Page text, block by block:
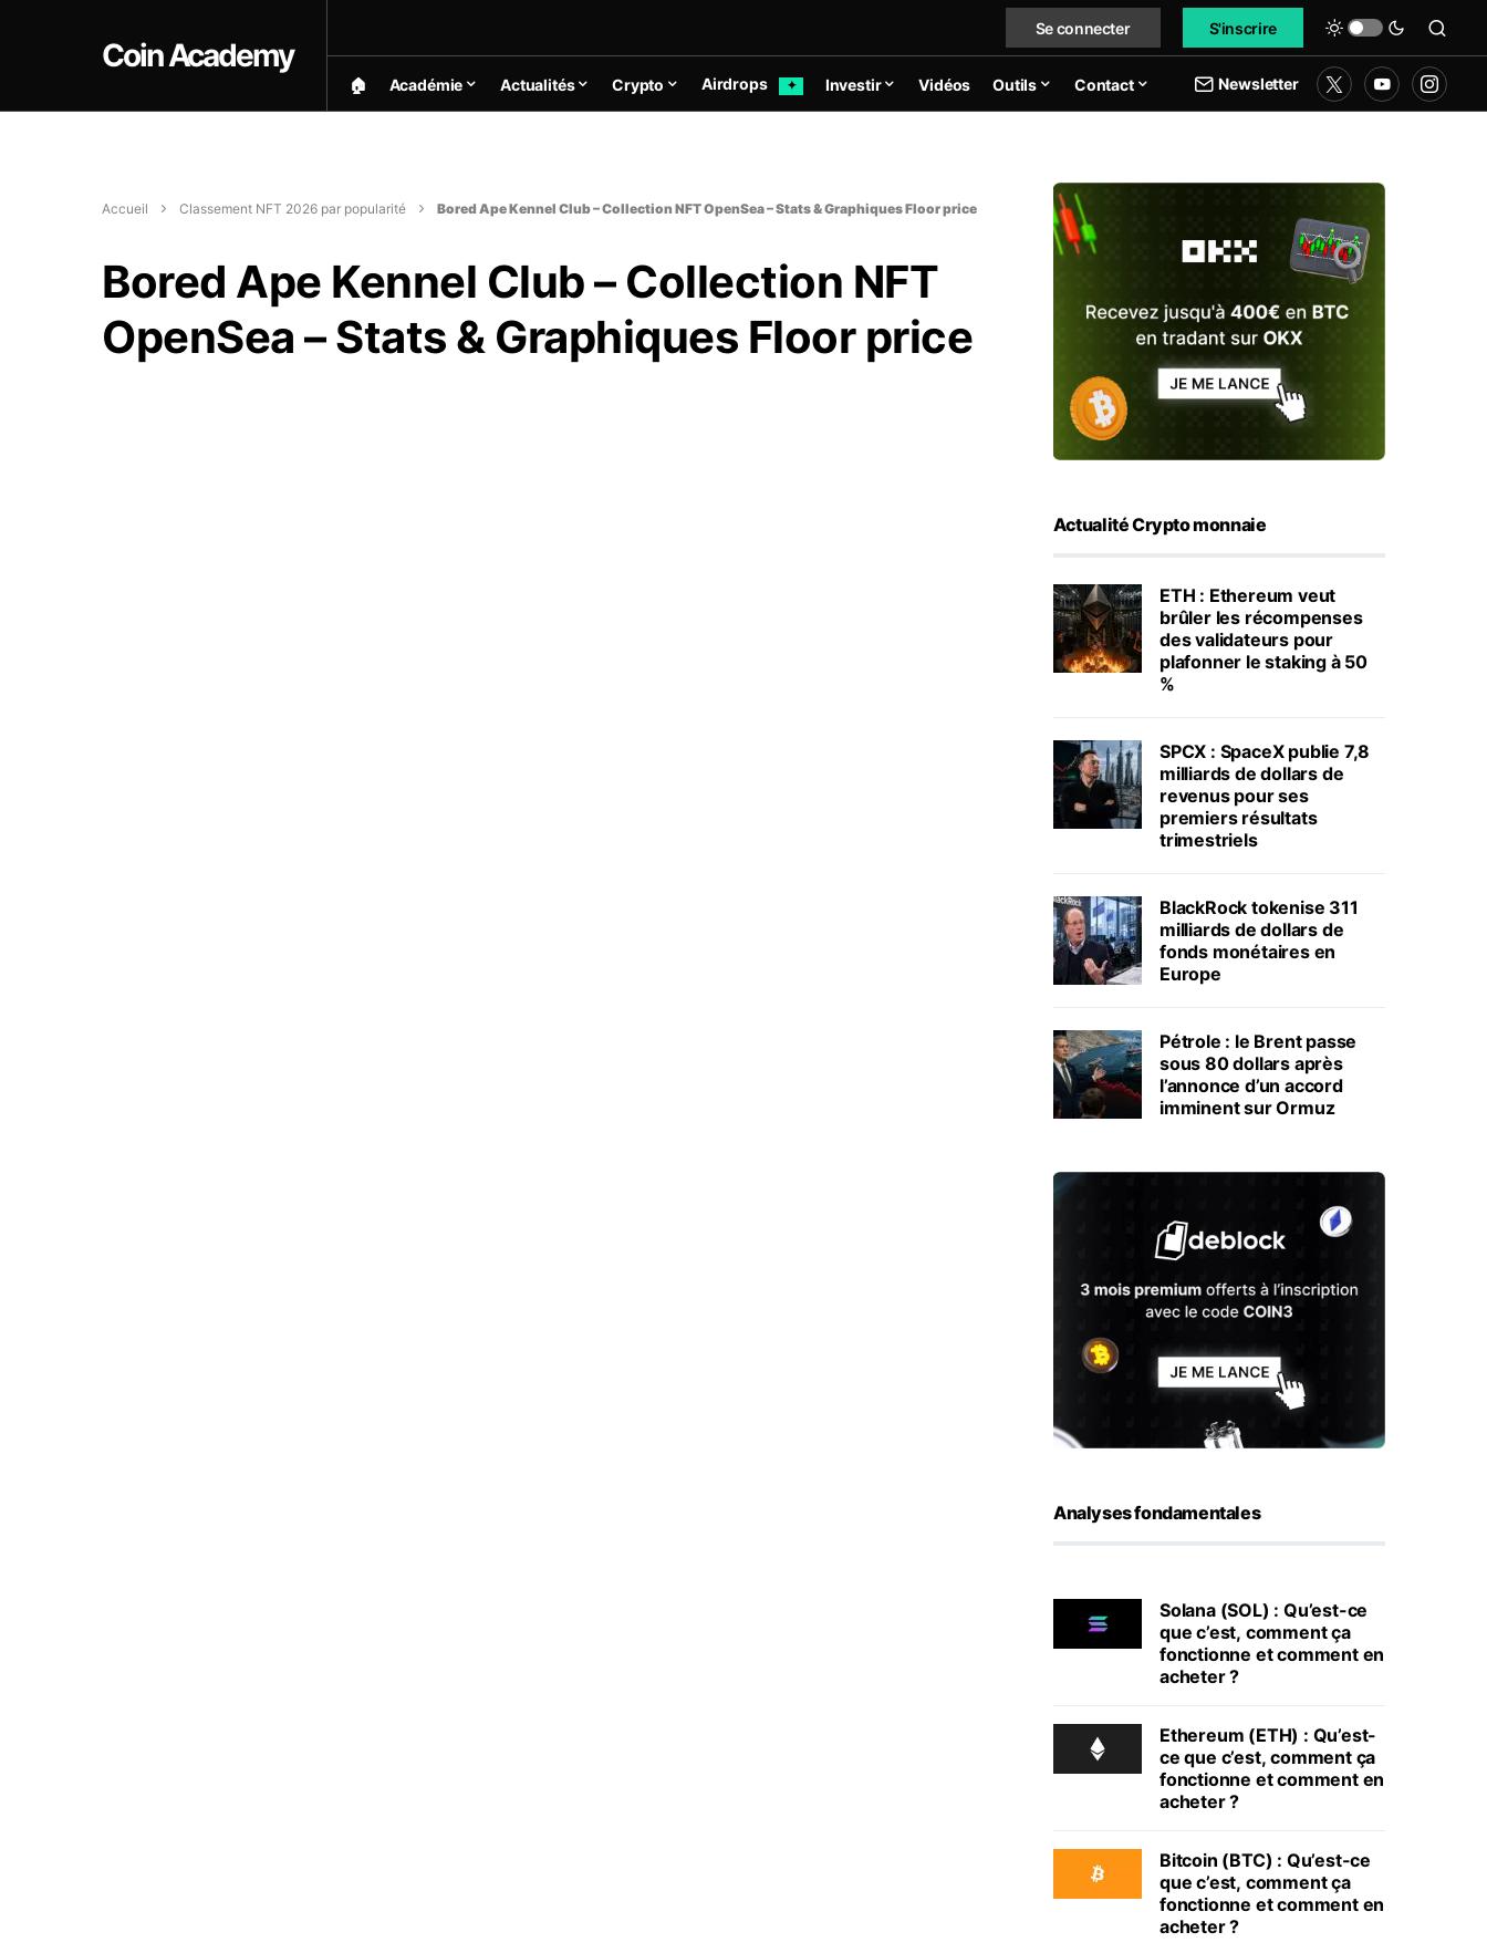
Coin Academy
Se connecter S'inscrire
🏠︎ Académie Actualités Crypto Airdrops ✦ Investir Vidéos Outils Contact Newsletter
Accueil Classement NFT 2026 par popularité Bored Ape Kennel Club – Collection NFT OpenSea – Stats & Graphiques Floor price
Bored Ape Kennel Club – Collection NFT
OpenSea – Stats & Graphiques Floor price
Actualité Crypto monnaie
ETH : Ethereum veut
brûler les récompenses
des validateurs pour
plafonner le staking à 50
%
SPCX : SpaceX publie 7,8
milliards de dollars de
revenus pour ses
premiers résultats
trimestriels
BlackRock tokenise 311
milliards de dollars de
fonds monétaires en
Europe
Pétrole : le Brent passe
sous 80 dollars après
l’annonce d’un accord
imminent sur Ormuz
Analyses fondamentales
Solana (SOL) : Qu’est-ce
que c’est, comment ça
fonctionne et comment en
acheter ?
Ethereum (ETH) : Qu’est-
ce que c’est, comment ça
fonctionne et comment en
acheter ?
Bitcoin (BTC) : Qu’est-ce
que c’est, comment ça
fonctionne et comment en
acheter ?